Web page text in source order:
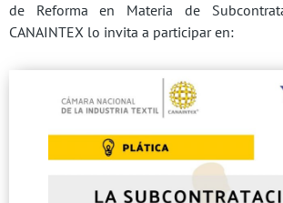
de Reforma en Materia de
CANAINTEX lo invita a participar en: